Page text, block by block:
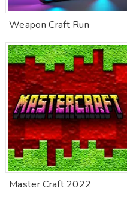
Weapon Craft Run
Master Craft 2022